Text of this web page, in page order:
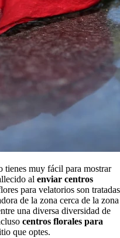
tienes muy fácil para mostrar
al enviar centros
para velatorios son tratadas
de la zona cerca de la zona
una diversa diversidad de
centros florales para
que optes.